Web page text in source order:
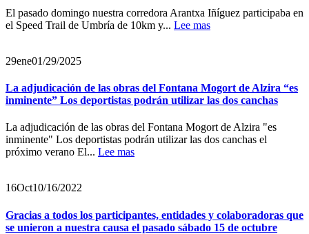
El pasado domingo nuestra corredora Arantxa Iñíguez participaba en
el Speed Trail de Umbría de 10km y... Lee mas
29ene01/29/2025
La adjudicación de las obras del Fontana Mogort de Alzira “es
inminente” Los deportistas podrán utilizar las dos canchas
La adjudicación de las obras del Fontana Mogort de Alzira "es
inminente" Los deportistas podrán utilizar las dos canchas el
próximo verano El... Lee mas
16Oct10/16/2022
Gracias a todos los participantes, entidades y colaboradoras que
se unieron a nuestra causa el pasado sábado 15 de octubre